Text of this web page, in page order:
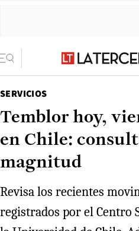
SERVICIOS
Temblor hoy,
en Chile:
magnitud
Revisa los recientes
registrados por el Centro